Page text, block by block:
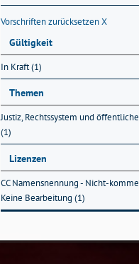
Vorschriften zurücksetzenX
Gültigkeit
In Kraft (1)
Themen
Justiz, Rechtssystem und
(1)
Lizenzen
CC Namensnennung - Nicht-
Keine Bearbeitung (1)